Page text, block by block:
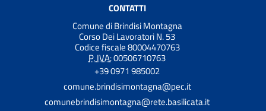
CONTATTI
Comune di Brindisi Montagna
Corso Dei Lavoratori N. 53
Codice fiscale 80004470763
P. IVA:00506710763
+39 0971 985002
comune.brindisimontagna@pec.it
comunebrindisimontagna@rete.basilicata.it